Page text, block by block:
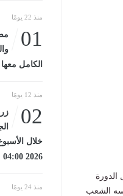
الدورة
الشعب
منذ 22 يومًا
01
الكامل معها
منذ 12 يومًا
02
2026 04:00 مـ
منذ 24 يومًا